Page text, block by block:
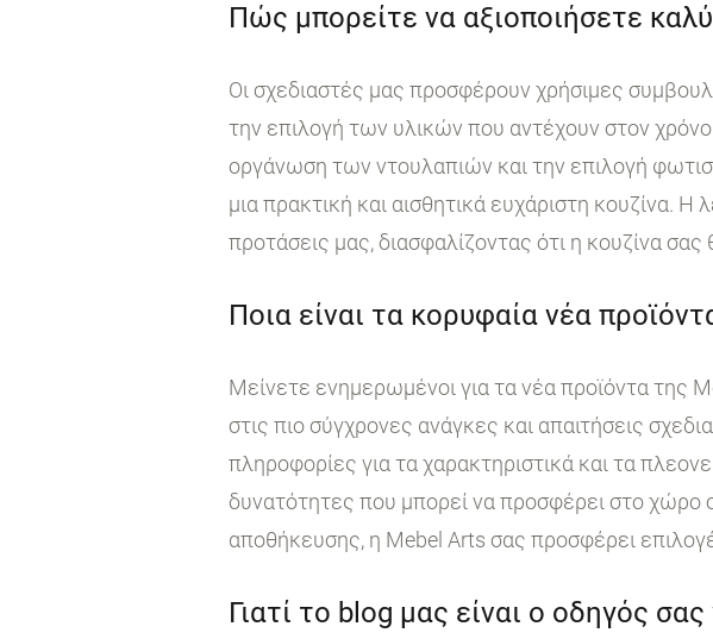
Πώς μπορείτε να αξιοποιήσετε
Οι σχεδιαστές μας προσφέρουν χρήσιμες
την επιλογή των υλικών που αντέχουν στον
οργάνωση των ντουλαπιών και την επιλογή
μια πρακτική και αισθητικά ευχάριστη κουζίνα. Η
προτάσεις μας, διασφαλίζοντας ότι η κουζίνα
Ποια είναι τα κορυφαία νέα
Μείνετε ενημερωμένοι για τα νέα προϊόντα της
στις πιο σύγχρονες ανάγκες και απαιτήσεις
πληροφορίες για τα χαρακτηριστικά και τα
δυνατότητες που μπορεί να προσφέρει στο χώρο
αποθήκευσης, η Mebel Arts σας προσφέρει
Γιατί το blog μας είναι ο οδηγός σας